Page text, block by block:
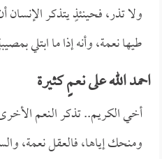
ولا تذر، فحينئذٍ يتذكر
طيها نعمة، وأنه إذا ما ابتلي
احمد الله على نعمٍ كثيرة
أخي الكريم.. تذكر النعم
ومنحك إياها، فالعقل نعمة،